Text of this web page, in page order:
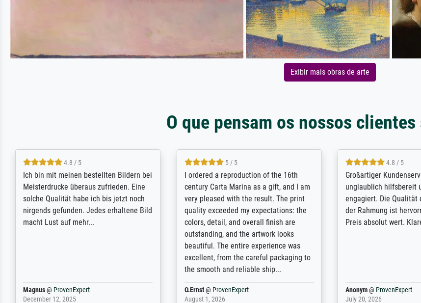
Exibir mais obras de arte
O que pensam os nossos
5 / 5
Rundum positive Erfahrung. Die
Ausführung des Auftrags hat eine Weile
gedauert, die angekündigte Lieferzeit
wurde aber letztlich sogar etwas
unterschritten. Die Qualität des Papiers
Dr.@ProvenExpert
February 3, 2026
5 / 5
The team at Meisterdrucke strives to
meet its clients demands, and provides
expert advice on how to obtain the best
results for the prints requested by the
client. The company has a vast
repertoire of prints to choose from, and
will provide excellent service also with
regards to prints which are not in that
repertoire. Highly recommended!
Anonym@ProvenExpert
April 22, 2026
5 / 5
Outstanding quality
support. - the quality of
excellent and difficult
from the real thing; it
for high-quality art
Anonym@ ProvenExpert
January 12, 2026